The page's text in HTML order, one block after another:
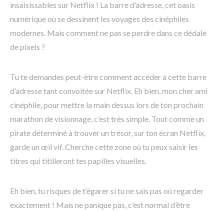
insaisissables sur Netflix ! La barre d’adresse, cet oasis
numérique où se dessinent les voyages des cinéphiles
modernes. Mais comment ne pas se perdre dans ce dédale
de pixels ?
Tu te demandes peut-être comment accéder à cette barre
d’adresse tant convoitée sur Netflix. Eh bien, mon cher ami
cinéphile, pour mettre la main dessus lors de ton prochain
marathon de visionnage, c’est très simple. Tout comme un
pirate déterminé à trouver un trésor, sur ton écran Netflix,
garde un œil vif. Cherche cette zone où tu peux saisir les
titres qui titilleront tes papilles visuelles.
Eh bien, tu risques de t’égarer si tu ne sais pas où regarder
exactement ! Mais ne panique pas, c’est normal d’être